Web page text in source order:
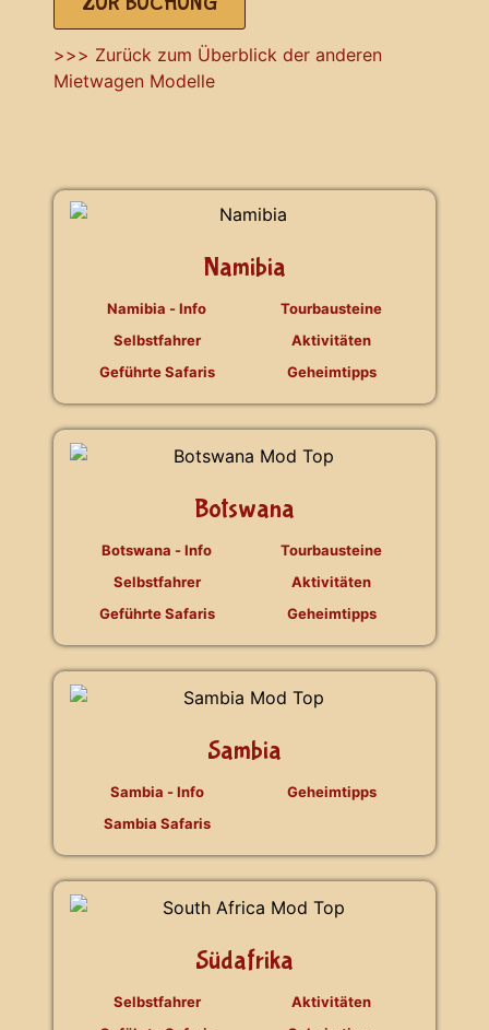
>>> Zurück zum Überblick der anderen
Mietwagen Modelle
Namibia
Namibia - Info
Selbstfahrer
Geführte Safaris
Tourbausteine
Aktivitäten
Geheimtipps
Botswana
Botswana - Info
Selbstfahrer
Geführte Safaris
Tourbausteine
Aktivitäten
Geheimtipps
Sambia
Sambia - Info
Sambia Safaris
Geheimtipps
Südafrika
Selbstfahrer
Aktivitäten